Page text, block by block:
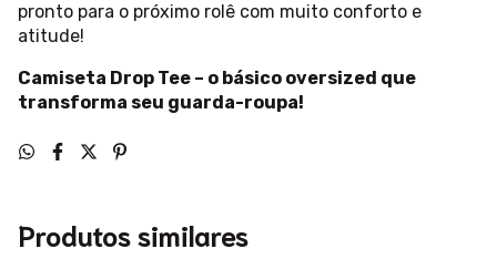
pronto para o próximo rolê com muito conforto e
atitude!
Camiseta Drop Tee – o básico oversized que
transforma seu guarda-roupa!
Produtos similares